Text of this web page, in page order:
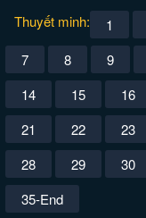
Thuyết minh: 1
7
8 9
14
15 16
21
22 23
28
29 30
35-End